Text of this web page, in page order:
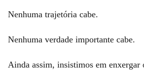
Nenhuma trajetória cabe.
Nenhuma verdade importante cabe.
Ainda assim, insistimos em enxergar